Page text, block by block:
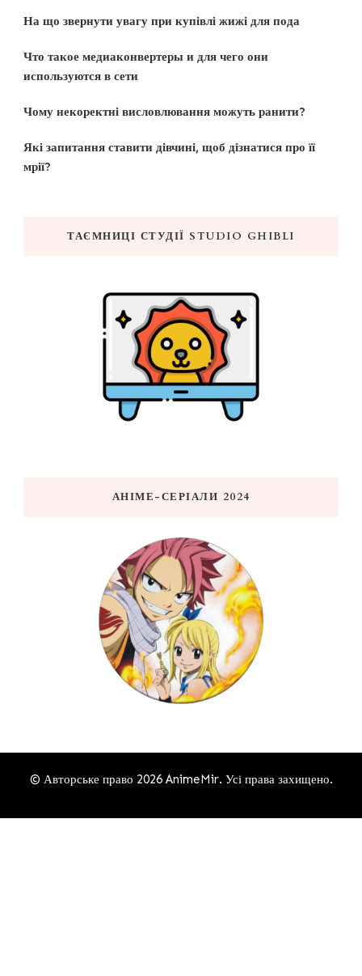
На що звернути увагу при купівлі жижі для пода
Что такое медиаконвертеры и для чего они
используются в сети
Чому некоректні висловлювання можуть ранити?
Які запитання ставити дівчині, щоб дізнатися про її
мрії?
ТАЄМНИЦІ СТУДІЇ STUDIO GHIBLI
АНІМЕ-СЕРІАЛИ 2024
© Авторське право 2026 AnimeMir. Усі права захищено.